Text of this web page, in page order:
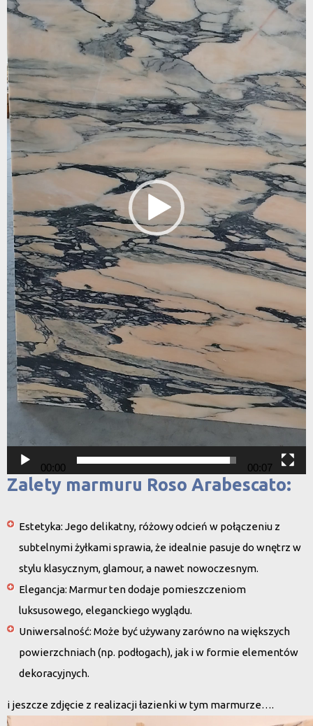
00:00 00:07
Zalety marmuru Roso Arabescato:
Estetyka: Jego delikatny, różowy odcień w połączeniu z
subtelnymi żyłkami sprawia, że idealnie pasuje do wnętrz w
stylu klasycznym, glamour, a nawet nowoczesnym.
Elegancja: Marmur ten dodaje pomieszczeniom
luksusowego, eleganckiego wyglądu.
Uniwersalność: Może być używany zarówno na większych
powierzchniach (np. podłogach), jak i w formie elementów
dekoracyjnych.
i jeszcze zdjęcie z realizacji łazienki w tym marmurze….